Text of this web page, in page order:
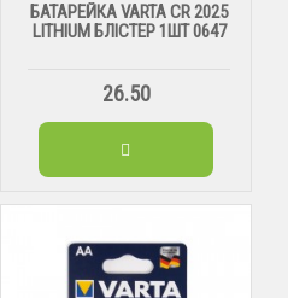
БАТАРЕЙКА VARTA CR 2025
LITHIUM БЛІСТЕР 1ШТ 0647
26.50